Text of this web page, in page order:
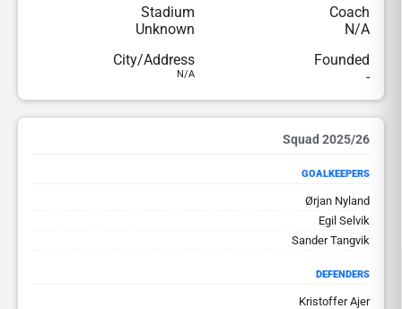
Coach
N/A
Stadium
Unknown
Founded
-
City/Address
N/A
2025/26 Squad
GOALKEEPERS
Ørjan Nyland
Egil Selvik
Sander Tangvik
DEFENDERS
Kristoffer Ajer